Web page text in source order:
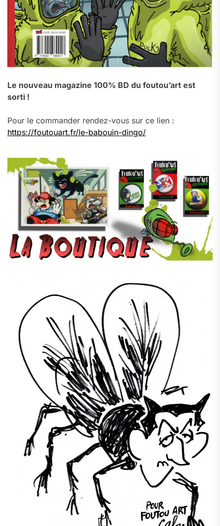
Le nouveau magazine 100% BD du foutou’art est
sorti !
Pour le commander rendez-vous sur ce lien :
https://foutouart.fr/le-babouin-dingo/